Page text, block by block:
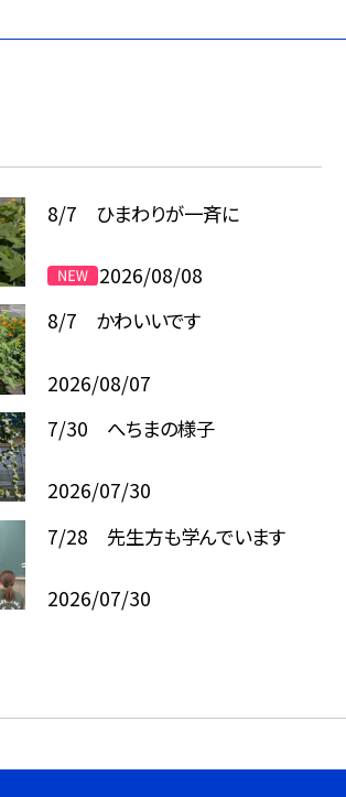
8/7 ひまわりが一斉に
2026/08/08
8/7 かわいいです
2026/08/07
7/30 へちまの様子
2026/07/30
7/28 先生方も学んでいます
2026/07/30